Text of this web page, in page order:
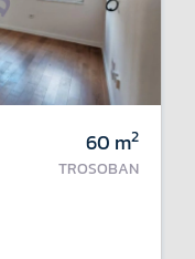
60 m2
TROSOBAN